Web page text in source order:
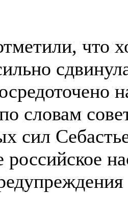
что
словам
сил
российское